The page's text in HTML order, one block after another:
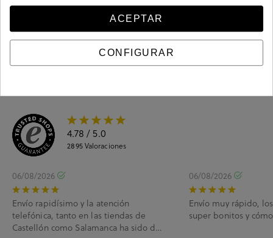
Información del producto
4.78 / 5.0
2895Valoraciones
06/08/2026
Envío rapidísimo y la atención
telefónica, tanto en las tiendas de
Castellón como Salamanca ha sido de
06/08/2026
Envío muy rápido,
super bonitos y
ACEPTAR
CONFIGURAR